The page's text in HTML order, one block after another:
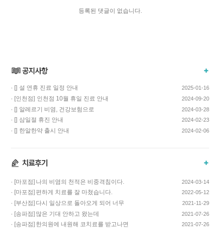
등록된 댓글이 없습니다.
· [] 설 연휴 진료 일정 안내 2025-01-16
· [인천점] 인천점 10월 휴일 진료 안내 2024-09-20
· [] 알레르기 비염, 건강보험으로
치료하고 비용…
2024-03-28
· [] 삼일절 휴진 안내 2024-02-23
· [] 한알한약 출시 안내 2024-02-06
· [마포점] 나의 비염의 천적은 비중격침이다. 2024-03-14
· [마포점] 편하게 치료를 잘 마쳤습니다. 2022-05-12
· [부산점] 다시 일상으로 돌아오게 되어 너무
기쁩니다…
2021-11-29
· [송파점] 많은 기대 안하고 왔는데
코스요리처럼 이어…
2021-07-26
· [송파점] 한의원에 내원해 코치료를 받고나면
2021-07-26